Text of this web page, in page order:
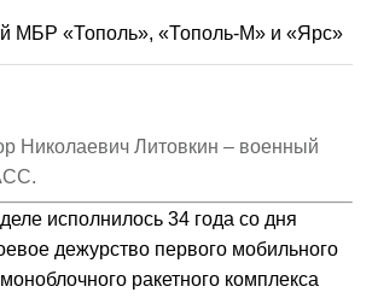
МБР «Тополь», «Тополь-М» и «Ярс»
Николаевич Литовкин – военный
исполнилось 34 года со дня
дежурство первого мобильного
ракетного комплекса